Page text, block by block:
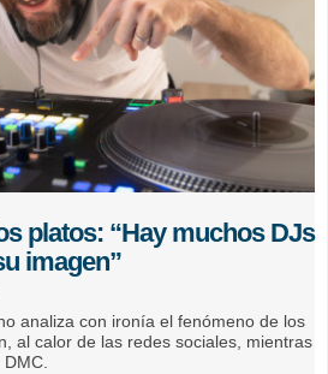
platos: “Hay muchos DJs
imagen”
analiza con ironía el fenómeno de los
al calor de las redes sociales, mientras